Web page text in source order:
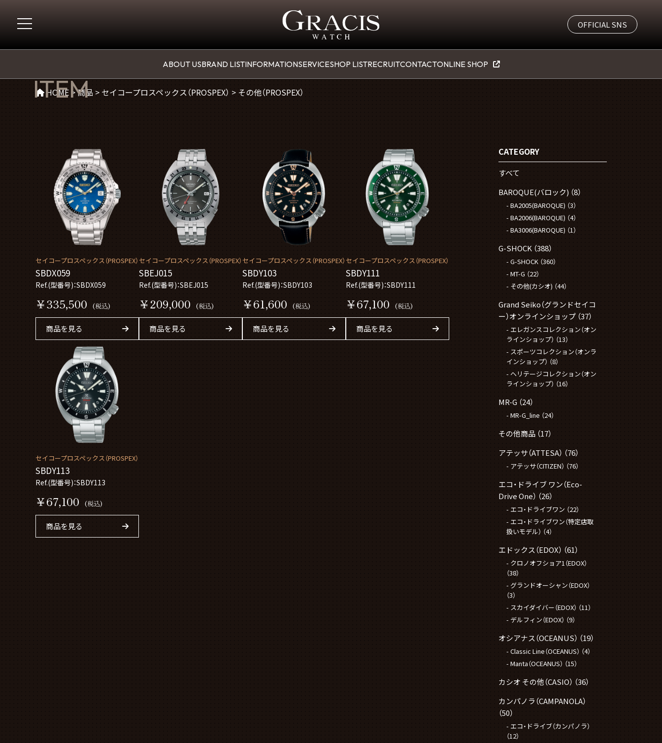
OFFICIAL SNS
ABOUT USBRAND LISTINFORMATIONSERVICESHOP LISTRECRUITCONTACTONLINE SHOP
ITEM
HOME >商品 > セイコープロスペックス（PROSPEX） > その他（PROSPEX）
セイコープロスペックス（PROSPEX）
SBDX059
Ref.(型番号)：SBDX059
￥335,500 (税込)
商品を見る
セイコープロスペックス（PROSPEX）
SBEJ015
Ref.(型番号)：SBEJ015
￥209,000 (税込)
商品を見る
セイコープロスペックス（PROSPEX）
SBDY103
Ref.(型番号)：SBDY103
￥61,600 (税込)
商品を見る
セイコープロスペックス（PROSPEX）
SBDY111
Ref.(型番号)：SBDY111
￥67,100 (税込)
商品を見る
セイコープロスペックス（PROSPEX）
SBDY113
Ref.(型番号)：SBDY113
￥67,100 (税込)
商品を見る
CATEGORY
すべて
BAROQUE(バロック) （8）
BA2005(BAROQUE) （3）
BA2006(BAROQUE) （4）
BA3006(BAROQUE) （1）
G-SHOCK （388）
G-SHOCK （360）
MT-G （22）
その他(カシオ) （44）
Grand Seiko（グランドセイコ
ー）オンラインショップ （37）
エレガンスコレクション（オン
ラインショップ） （13）
スポーツコレクション（オンラ
インショップ） （8）
ヘリテージコレクション（オン
ラインショップ） （16）
MR-G （24）
MR-G_line （24）
その他商品 （17）
アテッサ（ATTESA） （76）
アテッサ（CITIZEN） （76）
エコ・ドライブ ワン（Eco-
Drive One） （26）
エコ・ドライブワン （22）
エコ・ドライブワン（特定店取
扱いモデル） （4）
エドックス（EDOX） （61）
クロノオフショア1（EDOX）
（38）
グランドオーシャン（EDOX）
（3）
スカイダイバー（EDOX） （11）
デルフィン（EDOX） （9）
オシアナス（OCEANUS） （19）
Classic Line（OCEANUS） （4）
Manta（OCEANUS） （15）
カシオ その他（CASIO） （36）
カンパノラ（CAMPANOLA）
（50）
エコ・ドライブ（カンパノラ）
（12）